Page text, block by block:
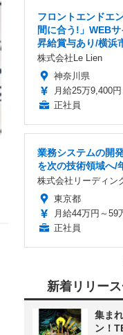
フロントエンドエ
間に合う!」WEB
昇給賞与あり/横浜
株式会社Le Lien
神奈川県
月給25万9,400
正社員
業務システムの開
を次の技術領域へ/
株式会社リーディン
東京都
月給44万円～59
正社員
新着リリー
集ま
ン！